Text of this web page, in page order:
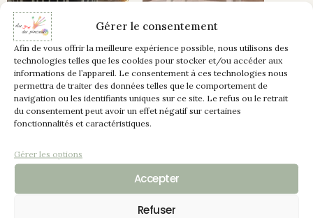
Gérer le consentement
Afin de vous offrir la meilleure expérience possible, nous utilisons des
technologies telles que les cookies pour stocker et/ou accéder aux
informations de l’appareil. Le consentement à ces technologies nous
permettra de traiter des données telles que le comportement de
navigation ou les identifiants uniques sur ce site. Le refus ou le retrait
du consentement peut avoir un effet négatif sur certaines
fonctionnalités et caractéristiques.
Gérer les options
Accepter
Refuser
Séjour vintage compact
des années 60 style
scandinave relooké
Table d’appoint – mini
bureau en chêne
relooké